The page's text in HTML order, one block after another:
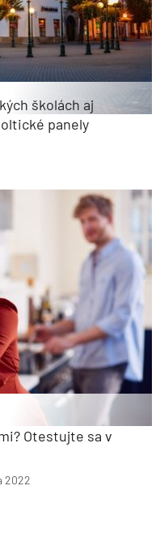
školách aj
panely
Otestujte sa v
2022